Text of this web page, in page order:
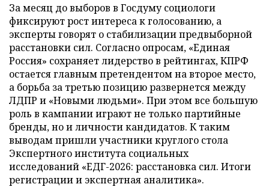
За месяц до выборов в Госдуму социологи
фиксируют рост интереса к голосованию, а
эксперты говорят о стабилизации предвыборной
расстановки сил. Согласно опросам, «Единая
Россия» сохраняет лидерство в рейтингах, КПРФ
остается главным претендентом на второе место,
а борьба за третью позицию развернется между
ЛДПР и «Новыми людьми». При этом все большую
роль в кампании играют не только партийные
бренды, но и личности кандидатов. К таким
выводам пришли участники круглого стола
Экспертного института социальных
исследований «ЕДГ-2026: расстановка сил. Итоги
регистрации и экспертная аналитика».